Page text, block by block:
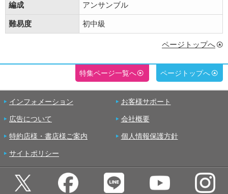
編成 アンサンブル
難易度 初中級
ページトップへ
特集ページ一覧へ ページトップへ
インフォメーション お客様サポート
広告について 会社概要
特約店様・書店様ご案内 個人情報保護方針
サイトポリシー